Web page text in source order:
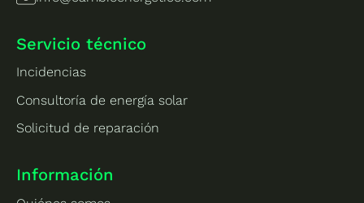
Servicio técnico
Incidencias
Consultoría de energía solar
Solicitud de reparación
Información